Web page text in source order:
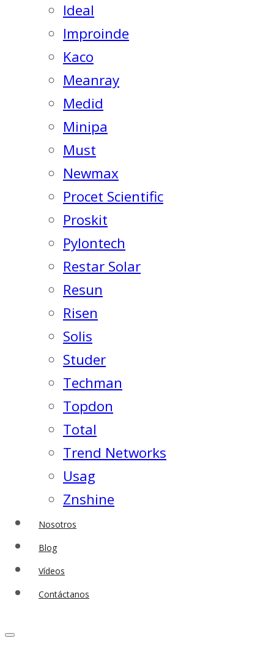
Ideal
Improinde
Kaco
Meanray
Medid
Minipa
Must
Newmax
Procet Scientific
Proskit
Pylontech
Restar Solar
Resun
Risen
Solis
Studer
Techman
Topdon
Total
Trend Networks
Usag
Znshine
Nosotros
Blog
Vídeos
Contáctanos